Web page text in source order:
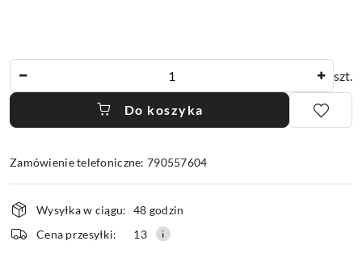
szt.
Do koszyka
Zamówienie telefoniczne: 790557604
Dostępność
i
dostawa
Wysyłka w ciągu: 48 godzin
Cena przesyłki:
13